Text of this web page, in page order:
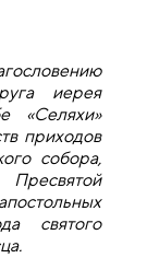
иерея
«Селяхи»
приходов
собора,
святого